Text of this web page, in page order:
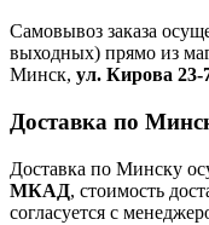
Самовывоз заказа
выходных) прямо из
Минск, ул. Кирова 23-
Доставка по
Доставка по Минску
МКАД, стоимость
согласуется с